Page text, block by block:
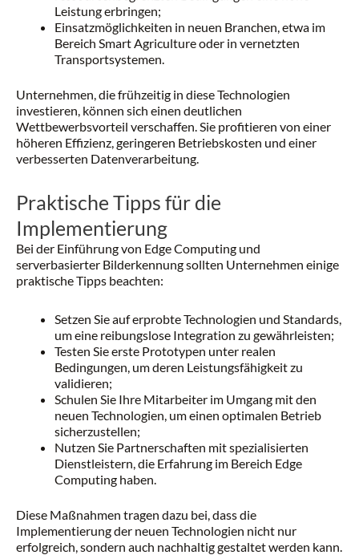
Leistung erbringen;
Einsatzmöglichkeiten in neuen Branchen, etwa im
Bereich Smart Agriculture oder in vernetzten
Transportsystemen.
Unternehmen, die frühzeitig in diese Technologien
investieren, können sich einen deutlichen
Wettbewerbsvorteil verschaffen. Sie profitieren von einer
höheren Effizienz, geringeren Betriebskosten und einer
verbesserten Datenverarbeitung.
Praktische Tipps für die
Implementierung
Bei der Einführung von Edge Computing und
serverbasierter Bilderkennung sollten Unternehmen einige
praktische Tipps beachten:
Setzen Sie auf erprobte Technologien und Standards,
um eine reibungslose Integration zu gewährleisten;
Testen Sie erste Prototypen unter realen
Bedingungen, um deren Leistungsfähigkeit zu
validieren;
Schulen Sie Ihre Mitarbeiter im Umgang mit den
neuen Technologien, um einen optimalen Betrieb
sicherzustellen;
Nutzen Sie Partnerschaften mit spezialisierten
Dienstleistern, die Erfahrung im Bereich Edge
Computing haben.
Diese Maßnahmen tragen dazu bei, dass die
Implementierung der neuen Technologien nicht nur
erfolgreich, sondern auch nachhaltig gestaltet werden kann.